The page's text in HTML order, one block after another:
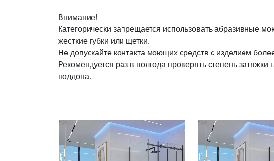
Внимание!
Категорически запрещается использовать абразивные
жесткие губки или щетки.
Не допускайте контакта моющих средств с изделием
Рекомендуется раз в полгода проверять степень затяжки
поддона.